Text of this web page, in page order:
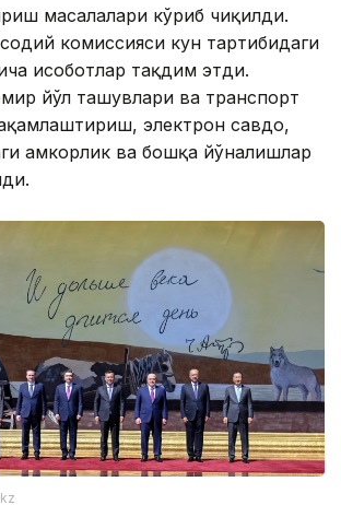
масалалари кўриб чиқилди.
комиссияси кун тартибидаги
ҳисоботлар тақдим этди.
йўл ташувлари ва транспорт
электрон савдо,
ҳамкорлик ва бошқа йўналишлар